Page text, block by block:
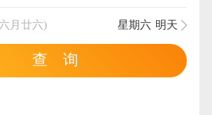
月廿六) 星期六 明天
查 询